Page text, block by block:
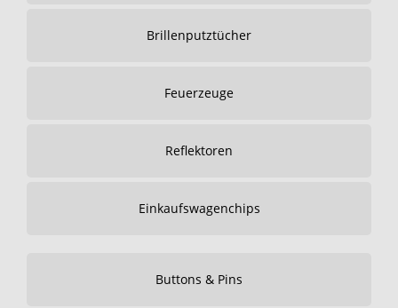
Brillenputztücher
Feuerzeuge
Reflektoren
Einkaufswagenchips
Buttons & Pins